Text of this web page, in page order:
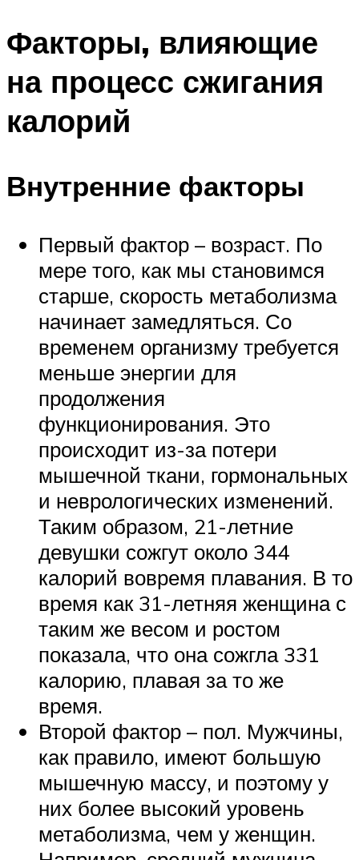
Факторы, влияющие
на процесс сжигания
калорий
Внутренние факторы
Первый фактор – возраст. По
мере того, как мы становимся
старше, скорость метаболизма
начинает замедляться. Со
временем организму требуется
меньше энергии для
продолжения
функционирования. Это
происходит из-за потери
мышечной ткани, гормональных
и неврологических изменений.
Таким образом, 21-летние
девушки сожгут около 344
калорий вовремя плавания. В то
время как 31-летняя женщина с
таким же весом и ростом
показала, что она сожгла 331
калорию, плавая за то же
время.
Второй фактор – пол. Мужчины,
как правило, имеют большую
мышечную массу, и поэтому у
них более высокий уровень
метаболизма, чем у женщин.